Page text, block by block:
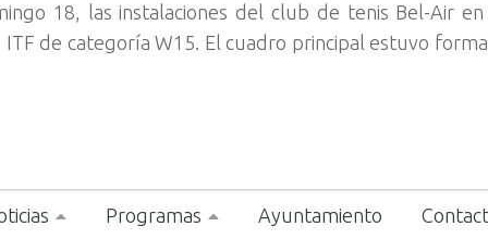
18, las instalaciones del club de tenis Bel-Air en
de categoría W15. El cuadro principal estuvo
Programas Ayuntamiento